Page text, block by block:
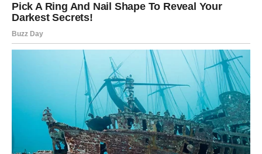
SAMOPOUZDANJE
U posljednje vrijeme bilo je trenutaka kada ste sumnjali u
sebe više nego što biste ikada priznali drugima.
Jun dolazi da vas podsjeti ko ste.
Da vas podsjeti koliko možete.
Koliko vrijedite.